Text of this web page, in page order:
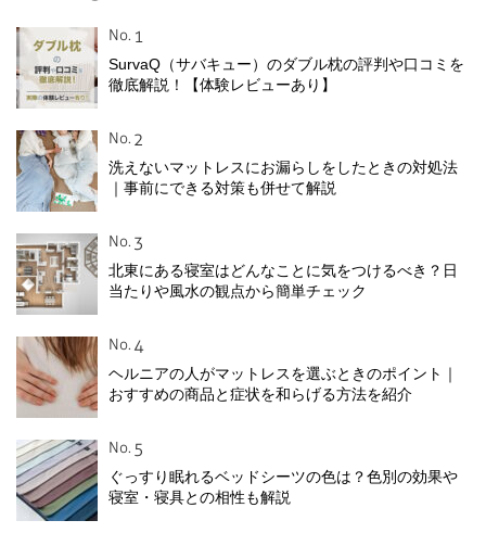
No.
SurvaQ（サバキュー）のダブル枕の評判や口コミを
徹底解説！【体験レビューあり】
No.
洗えないマットレスにお漏らしをしたときの対処法
｜事前にできる対策も併せて解説
No.
北東にある寝室はどんなことに気をつけるべき？日
当たりや風水の観点から簡単チェック
No.
ヘルニアの人がマットレスを選ぶときのポイント｜
おすすめの商品と症状を和らげる方法を紹介
No.
ぐっすり眠れるベッドシーツの色は？色別の効果や
寝室・寝具との相性も解説